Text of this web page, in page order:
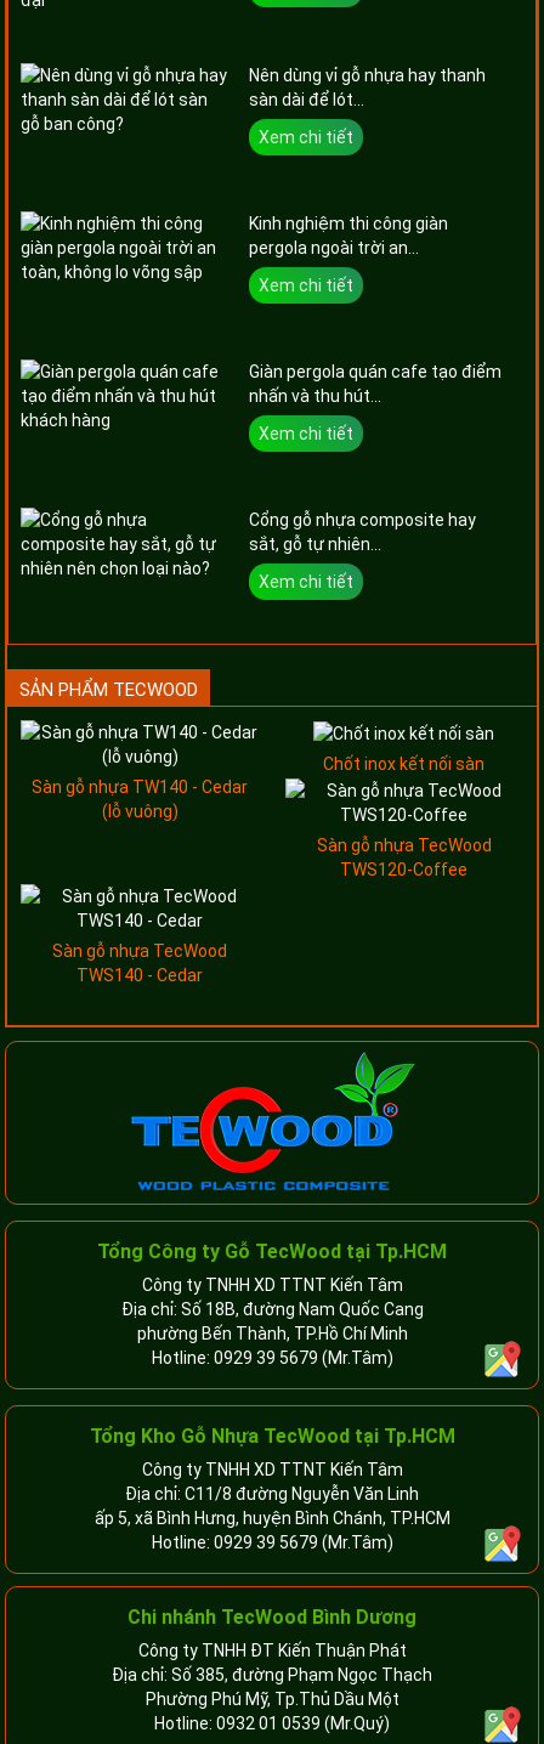
Nên dùng vỉ gỗ nhựa hay thanh
sàn dài để lót...
Xem chi tiết
Kinh nghiệm thi công giàn
pergola ngoài trời an...
Xem chi tiết
Giàn pergola quán cafe tạo điểm
nhấn và thu hút...
Xem chi tiết
Cổng gỗ nhựa composite hay
sắt, gỗ tự nhiên...
Xem chi tiết
SẢN PHẨM TECWOOD
Sàn gỗ nhựa TW140 - Cedar
(lỗ vuông)
Chốt inox kết nối sàn
Sàn gỗ nhựa TecWood
TWS120-Coffee
Sàn gỗ nhựa TecWood
TWS140 - Cedar
Tổng Công ty Gỗ TecWood tại Tp.HCM
Công ty TNHH XD TTNT Kiến Tâm
Địa chỉ: Số 18B, đường Nam Quốc Cang
phường Bến Thành, TP.Hồ Chí Minh
Hotline: 0929 39 5679 (Mr.Tâm)
Tổng Kho Gỗ Nhựa TecWood tại Tp.HCM
Công ty TNHH XD TTNT Kiến Tâm
Địa chỉ: C11/8 đường Nguyễn Văn Linh
ấp 5, xã Bình Hưng, huyện Bình Chánh, TP.HCM
Hotline: 0929 39 5679 (Mr.Tâm)
Chi nhánh TecWood Bình Dương
Công ty TNHH ĐT Kiến Thuận Phát
Địa chỉ: Số 385, đường Phạm Ngọc Thạch
Phường Phú Mỹ, Tp.Thủ Dầu Một
Hotline: 0932 01 0539 (Mr.Quý)